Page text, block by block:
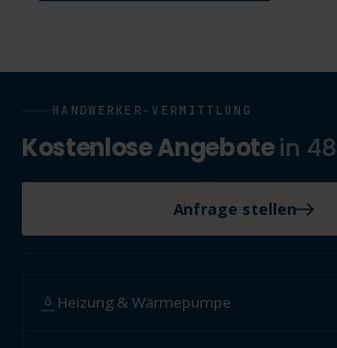
HANDWERKER-VERMITTLUNG
Kostenlose Angebotein
Anfrage stellen
Heizung & Wärmepumpe